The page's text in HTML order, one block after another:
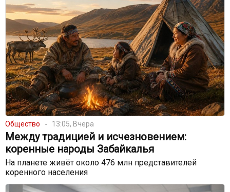
Общество 13:05, Вчера
Между традицией и исчезновением:
коренные народы Забайкалья
На планете живёт около 476 млн представителей
коренного населения